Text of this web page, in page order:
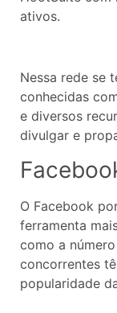
ativos.
Nessa rede se
conhecidas
e diversos
divulgar e
O Facebook
ferramenta
como a
concorrentes
popularidade